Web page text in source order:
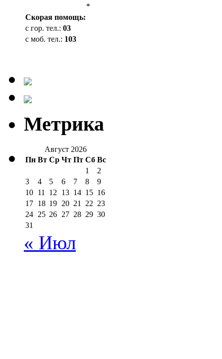
*
Cкорая помощь:
с гор. тел.: 03
с моб. тел.: 103
Метрика
Август 2026
Пн Вт Ср Чт Пт Сб Вс
1
2
3
4 5 6 7 8
9
10 11 12 13 14 15 16
17 18 19 20 21 22 23
24 25 26 27 28 29 30
31
« Июл